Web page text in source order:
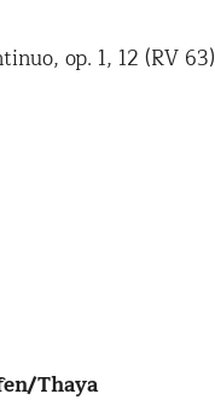
op. 1, 12 (RV 63)
Thaya